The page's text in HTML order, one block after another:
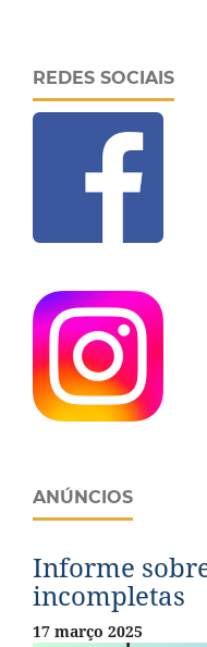
REDES SOCIAIS
ANÚNCIOS
Informe
incompletas
17 março 2025